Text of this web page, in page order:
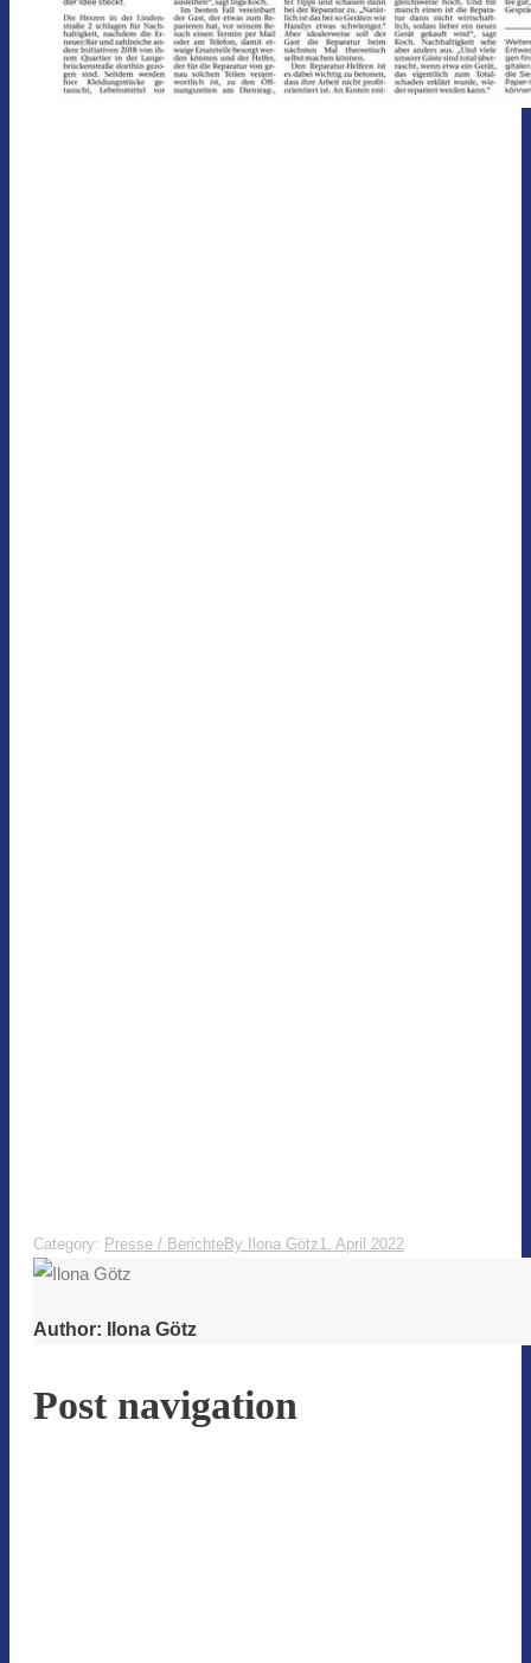
Category: Presse / BerichteBy Ilona Götz1. April 2022
Author: Ilona Götz
Post navigation